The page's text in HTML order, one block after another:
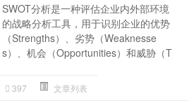
SWOT分析是一种评估企业内外部环境
的战略分析工具，用于识别企业的优势
（Strengths）、劣势（Weaknesse
s）、机会（Opportunities）和威胁（T
397 文章列表